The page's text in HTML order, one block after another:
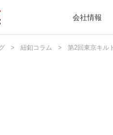
会社情報
> 紐釦コラム > 第2回東京キル